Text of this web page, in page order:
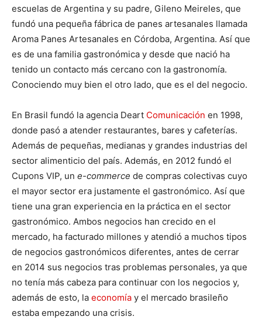
escuelas de Argentina y su padre, Gileno Meireles, que
fundó una pequeña fábrica de panes artesanales llamada
Aroma Panes Artesanales en Córdoba, Argentina. Así que
es de una familia gastronómica y desde que nació ha
tenido un contacto más cercano con la gastronomía.
Conociendo muy bien el otro lado, que es el del negocio.
En Brasil fundó la agencia Deart Comunicación en 1998,
donde pasó a atender restaurantes, bares y cafeterías.
Además de pequeñas, medianas y grandes industrias del
sector alimenticio del país. Además, en 2012 fundó el
Cupons VIP, un e-commerce de compras colectivas cuyo
el mayor sector era justamente el gastronómico. Así que
tiene una gran experiencia en la práctica en el sector
gastronómico. Ambos negocios han crecido en el
mercado, ha facturado millones y atendió a muchos tipos
de negocios gastronómicos diferentes, antes de cerrar
en 2014 sus negocios tras problemas personales, ya que
no tenía más cabeza para continuar con los negocios y,
además de esto, la economía y el mercado brasileño
estaba empezando una crisis.